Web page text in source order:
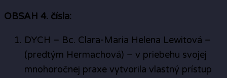
OBSAH 4. čísla:
DYCH – Bc. Clara-Maria Helena Lewitová –
(predtým Hermachová) – v priebehu svojej
mnohoročnej praxe vytvorila vlastný prístup